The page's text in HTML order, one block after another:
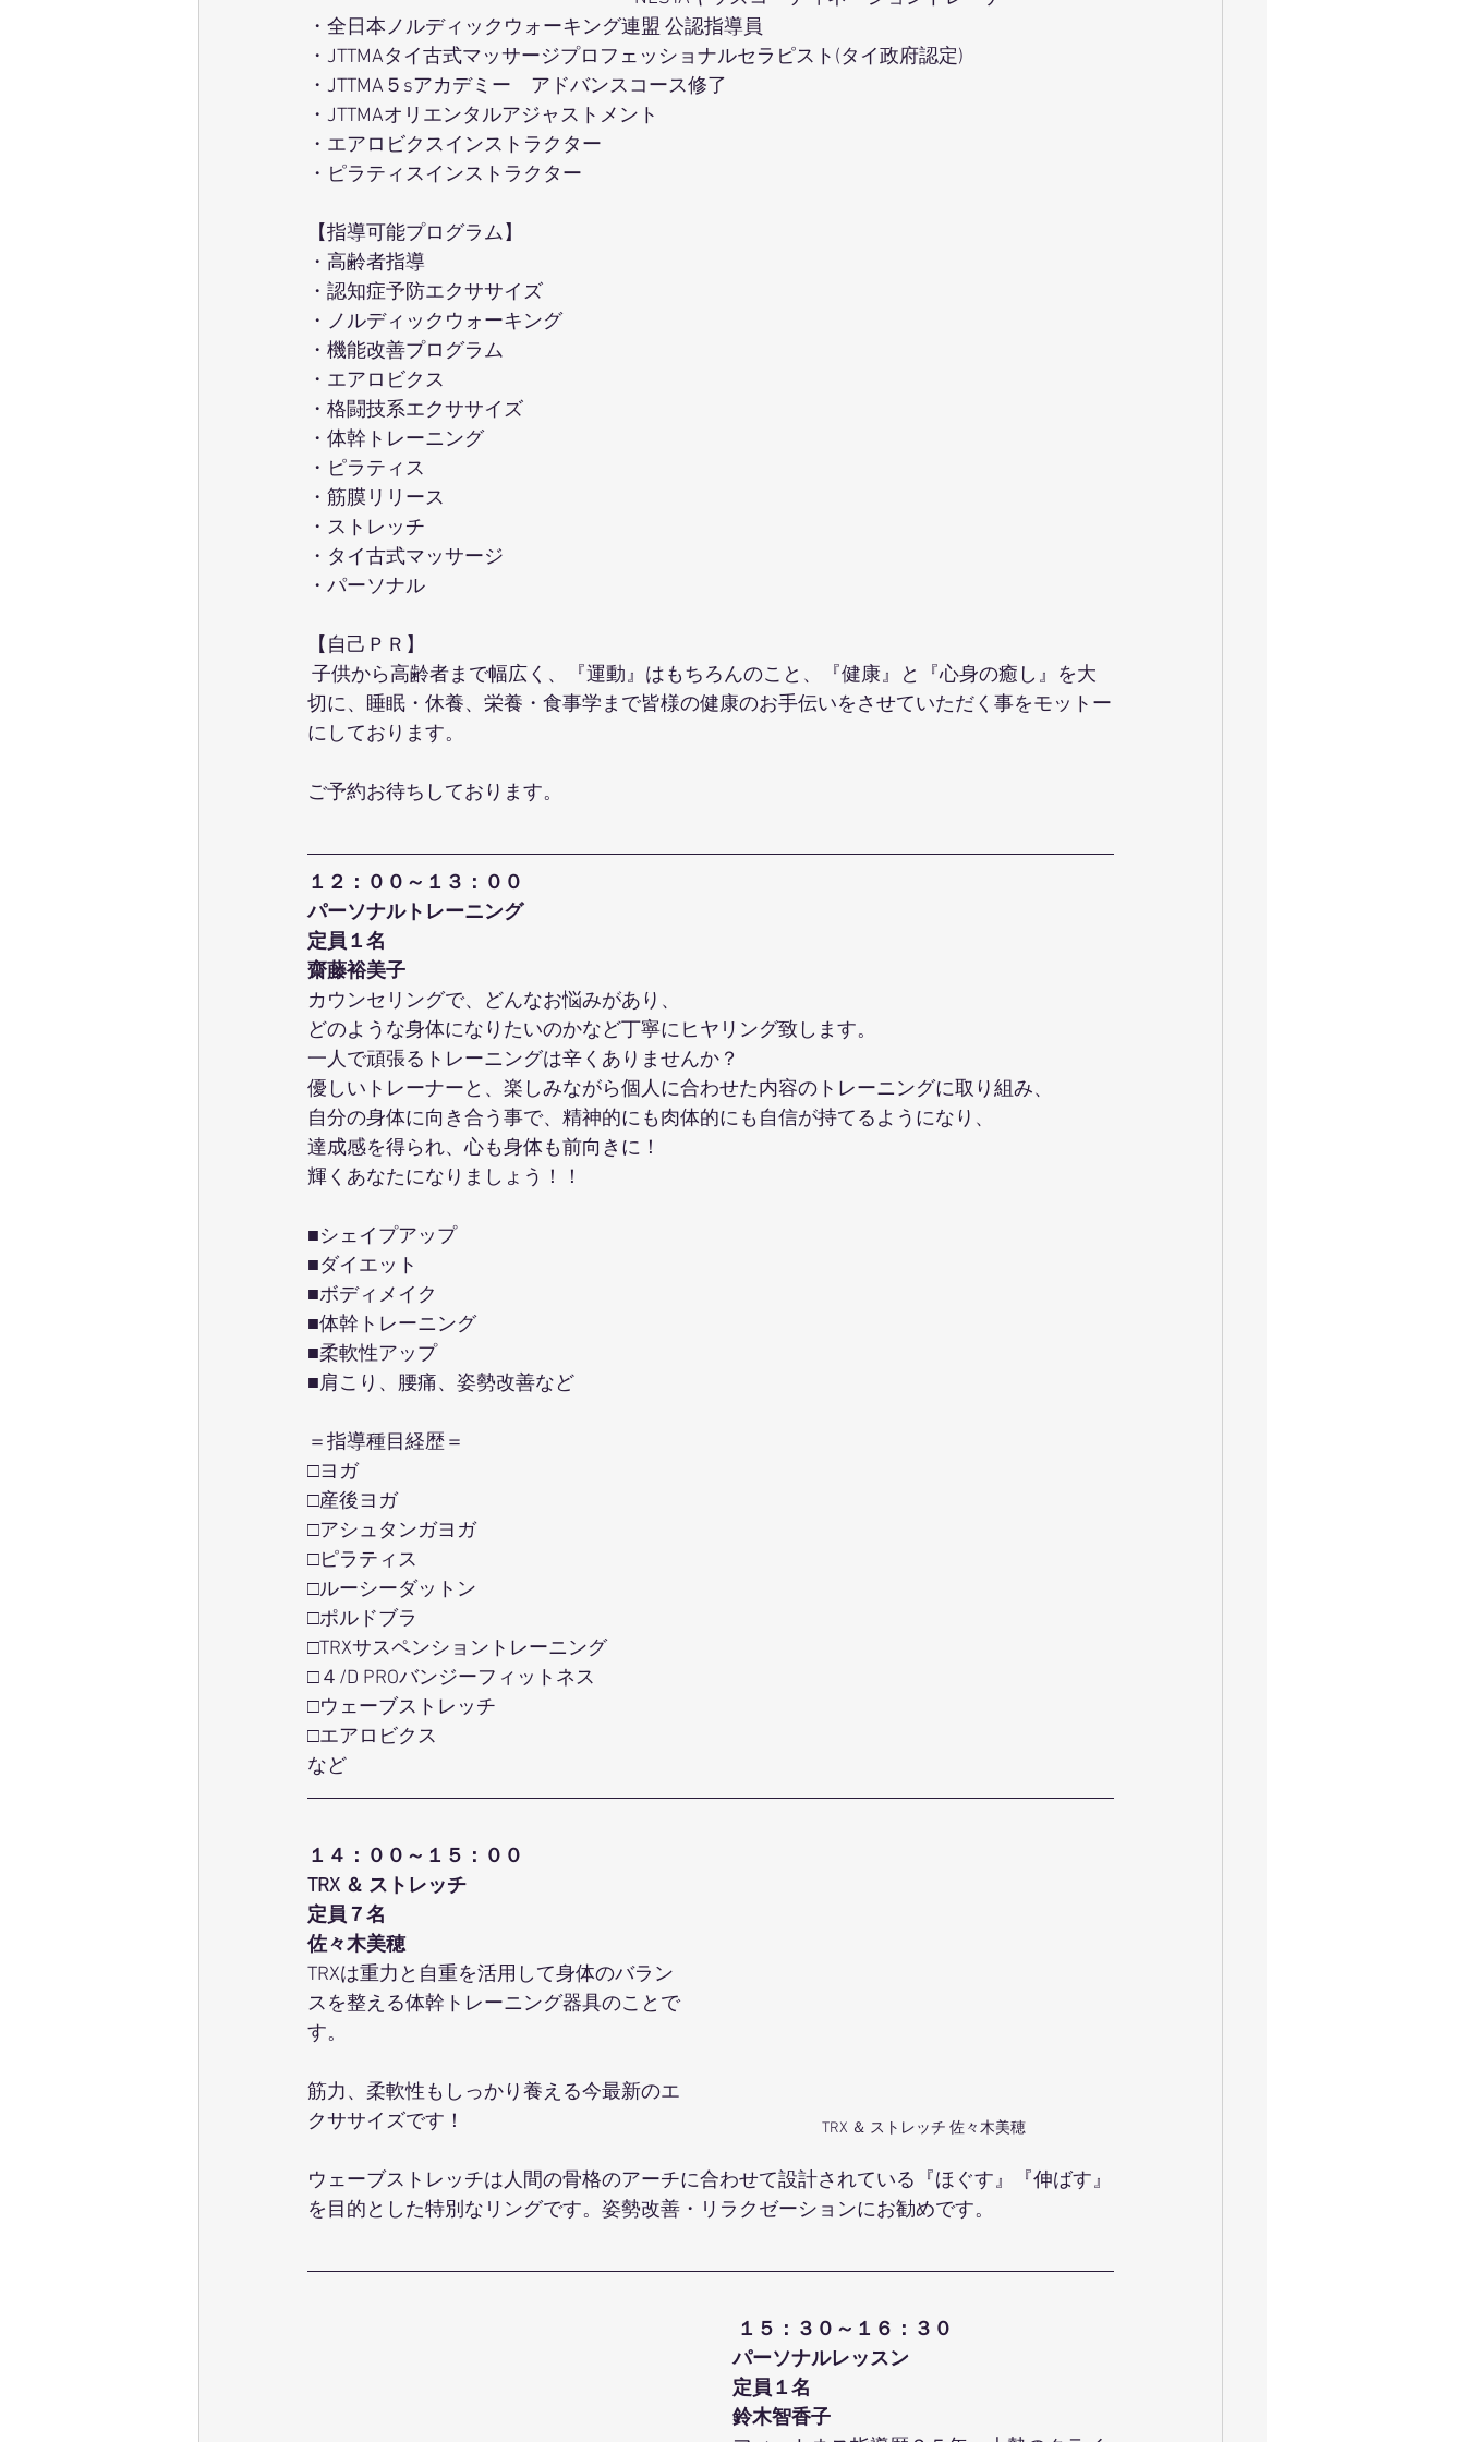
・全日本ノルディックウォーキング連盟 公認指導員
・JTTMAタイ古式マッサージプロフェッショナルセラピスト(タイ政府認定)
・JTTMA５sアカデミー　アドバンスコース修了
・JTTMAオリエンタルアジャストメント
・エアロビクスインストラクター
・ピラティスインストラクター
【指導可能プログラム】
・高齢者指導
・認知症予防エクササイズ
・ノルディックウォーキング
・機能改善プログラム
・エアロビクス
・格闘技系エクササイズ
・体幹トレーニング
・ピラティス
・筋膜リリース
・ストレッチ
・タイ古式マッサージ
・パーソナル
【自己ＰＲ】
子供から高齢者まで幅広く、『運動』はもちろんのこと、『健康』と『心身の癒し』を大
切に、睡眠・休養、栄養・食事学まで皆様の健康のお手伝いをさせていただく事をモットー
にしております。
ご予約お待ちしております。
１２：００～１３：００
パーソナルトレーニング
定員１名
齋藤裕美子
カウンセリングで、どんなお悩みがあり、
どのような身体になりたいのかなど丁寧にヒヤリング致します。
一人で頑張るトレーニングは辛くありませんか？
優しいトレーナーと、楽しみながら個人に合わせた内容のトレーニングに取り組み、
自分の身体に向き合う事で、精神的にも肉体的にも自信が持てるようになり、
達成感を得られ、心も身体も前向きに！
輝くあなたになりましょう！！
■シェイプアップ
■ダイエット
■ボディメイク
■体幹トレーニング
■柔軟性アップ
■肩こり、腰痛、姿勢改善など
＝指導種目経歴＝
□ヨガ
□産後ヨガ
□アシュタンガヨガ
□ピラティス
□ルーシーダットン
□ポルドブラ
□TRXサスペンショントレーニング
□４/D PROバンジーフィットネス
□ウェーブストレッチ
□エアロビクス
など
TRX ＆ ストレッチ 佐々木美穂
１４：００～１５：００
TRX ＆ ストレッチ
定員７名
佐々木美穂
TRXは重力と自重を活用して身体のバラン
スを整える体幹トレーニング器具のことで
す。
筋力、柔軟性もしっかり養える今最新のエ
クササイズです！
ウェーブストレッチは人間の骨格のアーチに合わせて設計されている『ほぐす』『伸ばす』
を目的とした特別なリングです。姿勢改善・リラクゼーションにお勧めです。
１５：３０～１６：３０
パーソナルレッスン
定員１名
鈴木智香子